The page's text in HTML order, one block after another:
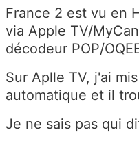
France 2 est vu en
via Apple TV/
décodeur POP/
Sur Aplle TV, j'ai
automatique et il
Je ne sais pas qui